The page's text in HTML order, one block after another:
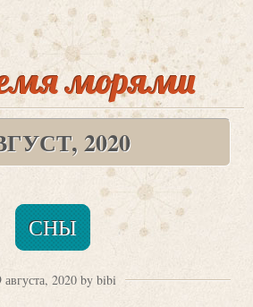
морями
2020
СНЫ
августа, 2020 by bibi